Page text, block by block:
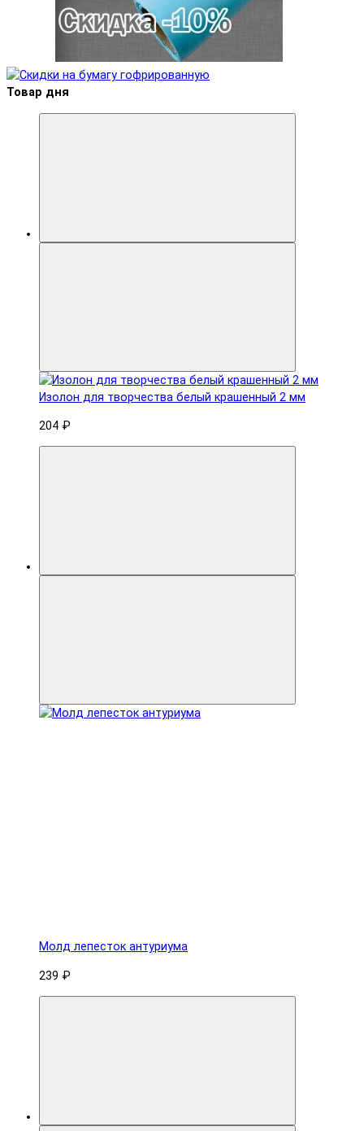
Товар дня
Изолон для творчества белый крашенный 2 мм
204 ₽
Молд лепесток антуриума
239 ₽